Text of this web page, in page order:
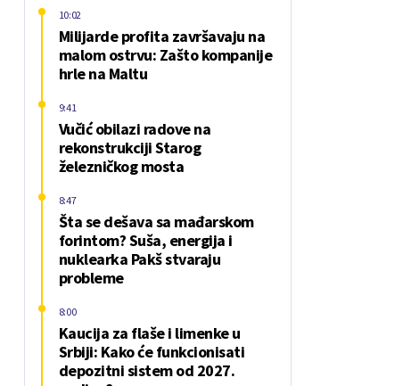
Milijarde profita završavaju na
malom ostrvu: Zašto kompanije
hrle na Maltu
10:02
Vučić obilazi radove na
rekonstrukciji Starog
železničkog mosta
9:41
Šta se dešava sa mađarskom
forintom? Suša, energija i
nuklearka Pakš stvaraju
probleme
8:47
Kaucija za flaše i limenke u
Srbiji: Kako će funkcionisati
depozitni sistem od 2027.
8:00